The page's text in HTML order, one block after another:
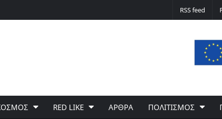
Δε φταίει ο άνεμος… Φταίει η πολιτική
του Γιώργου Σαχίνη
RSS feed
RED LIKE ΑΡΘΡΑ ΠΟΛΙΤΙΣΜΟΣ